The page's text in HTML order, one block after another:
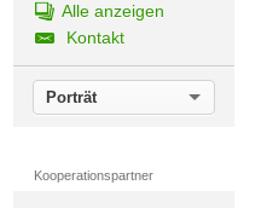
Alle anzeigen
Kontakt
Porträt
Kooperationspartner